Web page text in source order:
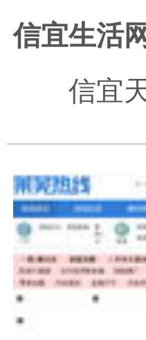
信宜生活网
信宜